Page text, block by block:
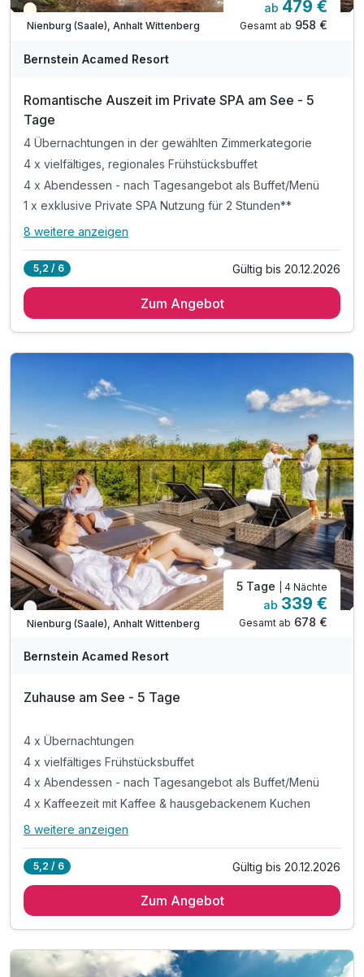
WAR
202
Teilweise ausgelastet
Nienburg (Saale), Anhalt Wittenberg
ab 479 €
Gesamt ab 958 €
Bernstein Acamed Resort
Romantische Auszeit im Private SPA am See - 5
Tage
4 Übernachtungen in der gewählten Zimmerkategorie
4 x vielfältiges, regionales Frühstücksbuffet
4 x Abendessen - nach Tagesangebot als Buffet/Menü
1 x exklusive Private SPA Nutzung für 2 Stunden**
Alle Inklusivleistungen
4 x vielfältiges, regionales Frühstücksbuffet
4 x reichhaltiges Mittagsbuffet
4 x genüssliche Kaffee- und Kuchenzeit
1 x Flasche Sekt & Pralinen auf dem Zimmer
1 x kleines Bernstein-Souvenir pro Zimmer
1 x Wellnesstasche: Bademantel und Saunatuch
inkl. Zugang zum Wellnessbereich „Salzkristall“
inkl. Saunalandschaft und beheizter Außenpool
8 weitere anzeigen
5,2 / 6 Gültig bis 20.12.2026
Zum Angebot
WAR
202
Verfügbar bis Dezember
Nienburg (Saale), Anhalt Wittenberg
5 Tage | 4 Nächte
ab 339 €
Gesamt ab 678 €
Bernstein Acamed Resort
Zuhause am See - 5 Tage
4 x Übernachtungen
4 x vielfältiges Frühstücksbuffet
4 x Abendessen - nach Tagesangebot als Buffet/Menü
4 x Kaffeezeit mit Kaffee & hausgebackenem Kuchen
Alle Inklusivleistungen
4 x vielfältiges Frühstücksbuffet
1 x Wellnesstasche mit Bademantel und Saunatuch
8 weitere anzeigen
5,2 / 6 Gültig bis 20.12.2026
Zum Angebot